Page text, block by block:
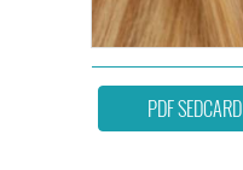
PDF SEDCARD